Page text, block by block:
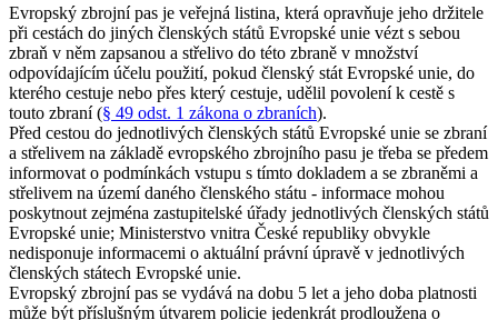
Evropský zbrojní pas je veřejná listina, která opravňuje jeho držitele
při cestách do jiných členských států Evropské unie vézt s sebou
zbraň v něm zapsanou a střelivo do této zbraně v množství
odpovídajícím účelu použití, pokud členský stát Evropské unie, do
kterého cestuje nebo přes který cestuje, udělil povolení k cestě s
touto zbraní (§ 49 odst. 1 zákona o zbraních).
Před cestou do jednotlivých členských států Evropské unie se zbraní
a střelivem na základě evropského zbrojního pasu je třeba se předem
informovat o podmínkách vstupu s tímto dokladem a se zbraněmi a
střelivem na území daného členského státu - informace mohou
poskytnout zejména zastupitelské úřady jednotlivých členských států
Evropské unie; Ministerstvo vnitra České republiky obvykle
nedisponuje informacemi o aktuální právní úpravě v jednotlivých
členských státech Evropské unie.
Evropský zbrojní pas se vydává na dobu 5 let a jeho doba platnosti
může být příslušným útvarem policie jedenkrát prodloužena o